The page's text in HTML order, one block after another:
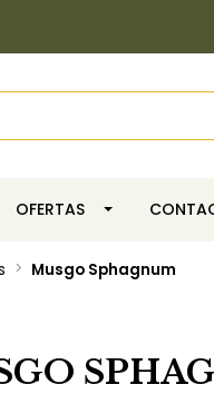
OFERTAS
Musgo Sphagnum